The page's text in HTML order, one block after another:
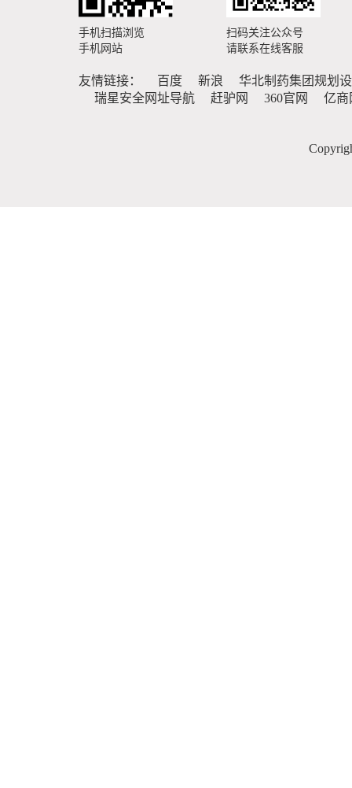
手机扫描浏览
手机网站
扫码关注公众号
请联系在线客服
友情链接： 百度 新浪
华北制药集团规划
瑞星安全网址导航
赶驴网 360官网 亿商